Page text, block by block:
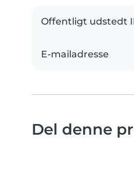
Offentligt udstedt
E-mailadresse
Del denne